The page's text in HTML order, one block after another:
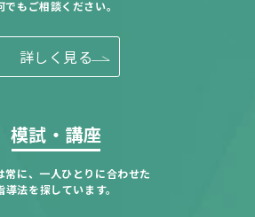
でもご相談ください。
詳しく見る
模試・講座
常に、一人ひとりに合わせた
導法を探しています。